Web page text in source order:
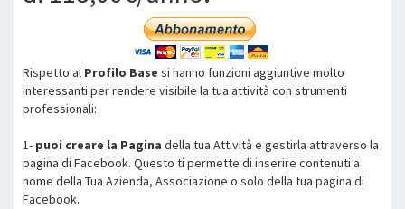
Rispetto al Profilo Base si hanno funzioni aggiuntive molto
interessanti per rendere visibile la tua attività con strumenti
professionali:
1- puoi creare la Pagina della tua Attività e gestirla attraverso la
pagina di Facebook. Questo ti permette di inserire contenuti a
nome della Tua Azienda, Associazione o solo della tua pagina di
Facebook.